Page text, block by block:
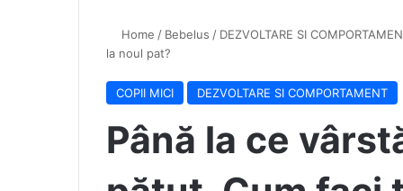
Home / Bebelus / DEZVOLTARE SI
la noul pat?
COPII MICI DEZVOLTARE SI COMPORTAMENT
Până la ce